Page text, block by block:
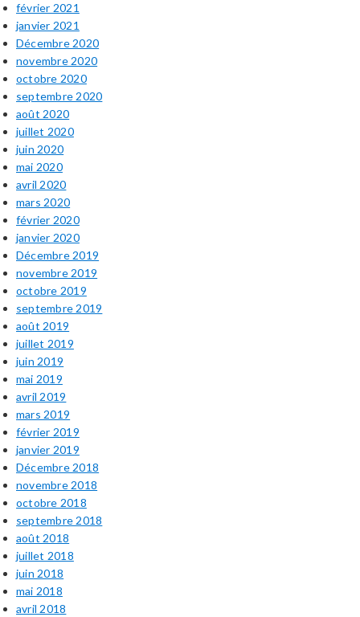
février 2021
janvier 2021
Décembre 2020
novembre 2020
octobre 2020
septembre 2020
août 2020
juillet 2020
juin 2020
mai 2020
avril 2020
mars 2020
février 2020
janvier 2020
Décembre 2019
novembre 2019
octobre 2019
septembre 2019
août 2019
juillet 2019
juin 2019
mai 2019
avril 2019
mars 2019
février 2019
janvier 2019
Décembre 2018
novembre 2018
octobre 2018
septembre 2018
août 2018
juillet 2018
juin 2018
mai 2018
avril 2018